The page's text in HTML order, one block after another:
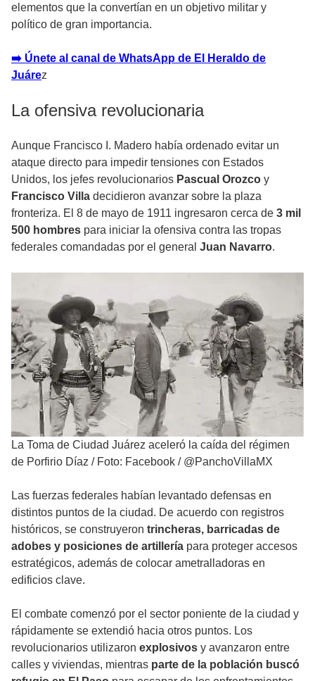
elementos que la convertían en un objetivo militar y
político de gran importancia.
➡️ Únete al canal de WhatsApp de El Heraldo de
Juárez
La ofensiva revolucionaria
Aunque Francisco I. Madero había ordenado evitar un
ataque directo para impedir tensiones con Estados
Unidos, los jefes revolucionarios Pascual Orozco y
Francisco Villa decidieron avanzar sobre la plaza
fronteriza. El 8 de mayo de 1911 ingresaron cerca de 3 mil
500 hombres para iniciar la ofensiva contra las tropas
federales comandadas por el general Juan Navarro.
La Toma de Ciudad Juárez aceleró la caída del régimen
de Porfirio Díaz / Foto: Facebook / @PanchoVillaMX
Las fuerzas federales habían levantado defensas en
distintos puntos de la ciudad. De acuerdo con registros
históricos, se construyeron trincheras, barricadas de
adobes y posiciones de artillería para proteger accesos
estratégicos, además de colocar ametralladoras en
edificios clave.
El combate comenzó por el sector poniente de la ciudad y
rápidamente se extendió hacia otros puntos. Los
revolucionarios utilizaron explosivos y avanzaron entre
calles y viviendas, mientras parte de la población buscó